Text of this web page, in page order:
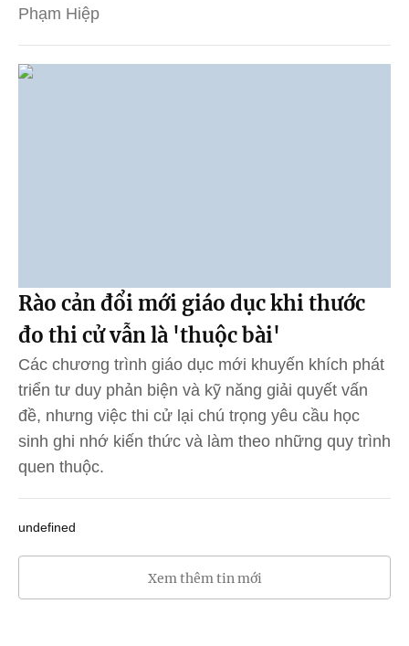
Phạm Hiệp
Rào cản đổi mới giáo dục khi thước
đo thi cử vẫn là 'thuộc bài'
Các chương trình giáo dục mới khuyến khích phát
triển tư duy phản biện và kỹ năng giải quyết vấn
đề, nhưng việc thi cử lại chú trọng yêu cầu học
sinh ghi nhớ kiến thức và làm theo những quy trình
quen thuộc.
undefined
Xem thêm tin mới